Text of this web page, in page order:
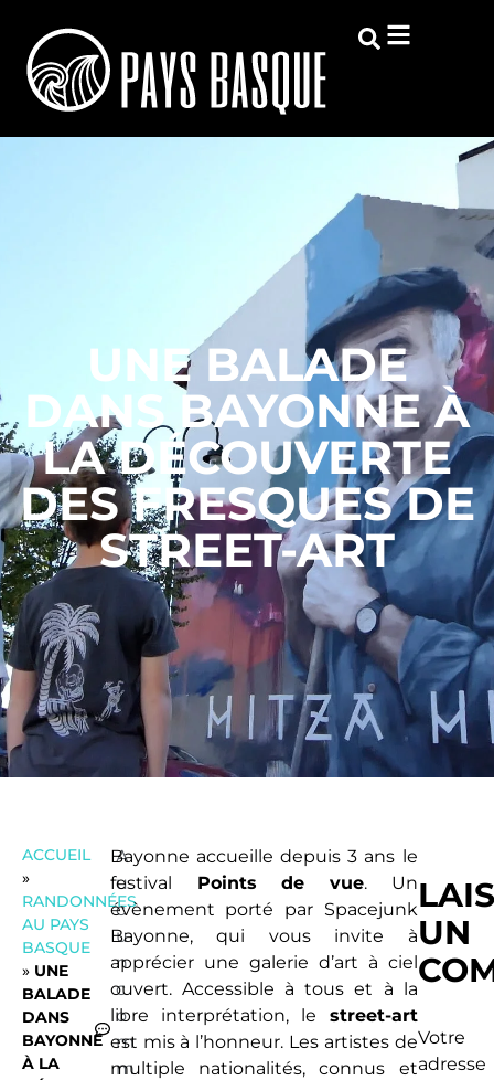
UNE BALADE
DANS BAYONNE À
LA DÉCOUVERTE
DES FRESQUES DE
STREET-ART
ACCUEIL
»
RANDONNÉES
AU PAYS
BASQUE
» UNE
BALADE
DANS
BAYONNE
À LA
A
u
c
u
n
c
o
m
m
Bayonne accueille depuis 3 ans le
festival Points de vue. Un
évènement porté par Spacejunk
Bayonne, qui vous invite à
apprécier une galerie d’art à ciel
ouvert. Accessible à tous et à la
libre interprétation, le street-art
est mis à l’honneur. Les artistes de
multiple nationalités, connus et
UN
Votre
adresse